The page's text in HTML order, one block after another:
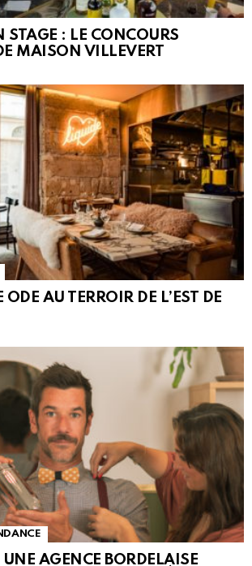
STAGE : LE CONCOURS
MAISON VILLEVERT
AU TERROIR DE L’EST DE
AGENCE BORDELAISE